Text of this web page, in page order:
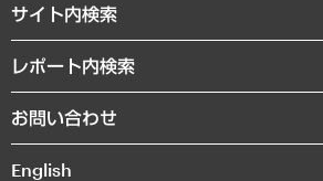
まちづくり・観光・交通・スポーツ・スマートシティ
自然資源・農林水産業・食料システム
メディア掲載・出演
沿革
組織図・本部部室紹介
インドネシア現地法人
サイト内検索
レポート内検索
お問い合わせ
English